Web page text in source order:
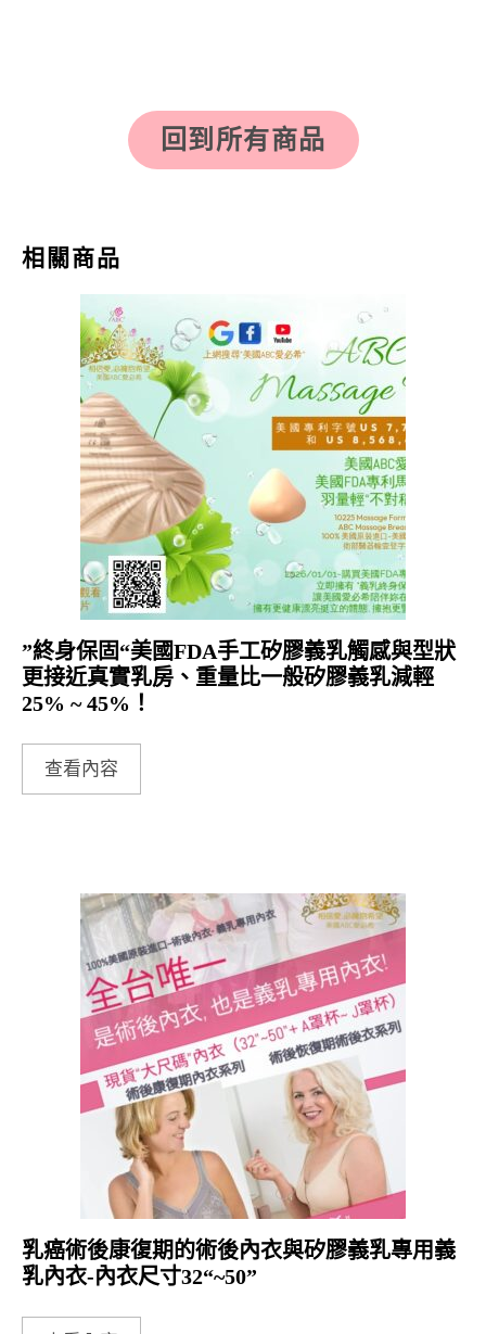
回到所有商品
相關商品
”終身保固“美國FDA手工矽膠義乳觸感與型狀
更接近真實乳房、重量比一般矽膠義乳減輕
25% ~ 45%！
查看內容
乳癌術後康復期的術後內衣與矽膠義乳專用義
乳內衣-內衣尺寸32“~50”